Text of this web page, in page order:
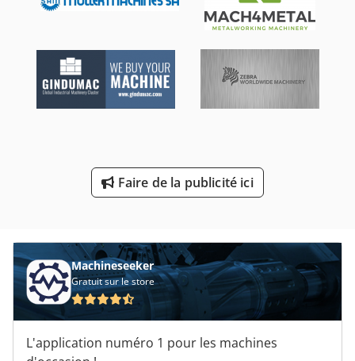
Machines De Nettoyage
Outil De Fraisage
Pièces De Machine À Laver
Pièces Détachées De
Transporteur De Pièces De Rechange
Faire de la publicité ici
Machineseeker
Gratuit sur le store
L'application numéro 1 pour les machines